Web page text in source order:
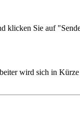
klicken Sie auf
wird sich in